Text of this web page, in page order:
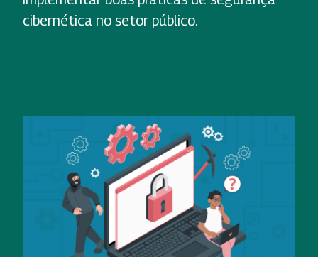
cibernética no setor público.